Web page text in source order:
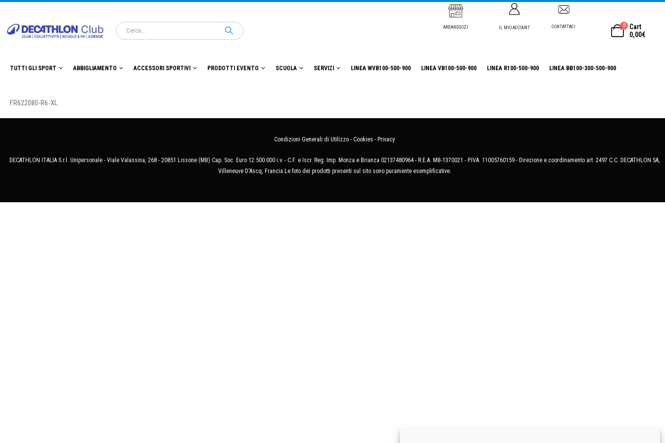
AREANEGOZI IL MIO ACCOUNT CONTATTACI 0
Cart
0,00€
TUTTI GLI SPORT ABBIGLIAMENTO ACCESSORI SPORTIVI PRODOTTI EVENTO SCUOLA SERVIZI LINEA WVB100-500-900 LINEA VB100-500-900 LINEA R100-500-900 LINEA BB100-300-500-900
FR622080-R6-XL
Condizioni Generali di Utilizzo - Cookies - Privacy
DECATHLON ITALIA S.r.l. Unipersonale - Viale Valassina, 268 - 20851 Lissone (MB) Cap. Soc. Euro 12.500.000 i.v. - C.F. e Iscr. Reg. Imp. Monza e Brianza 02137480964 - R.E.A. MB-1370021 - P.IVA. 11005760159 - Direzione e coordinamento art. 2497 C.C. DECATHLON SA,
Villeneuve D'Ascq, Francia Le foto dei prodotti presenti sul sito sono puramente esemplificative.